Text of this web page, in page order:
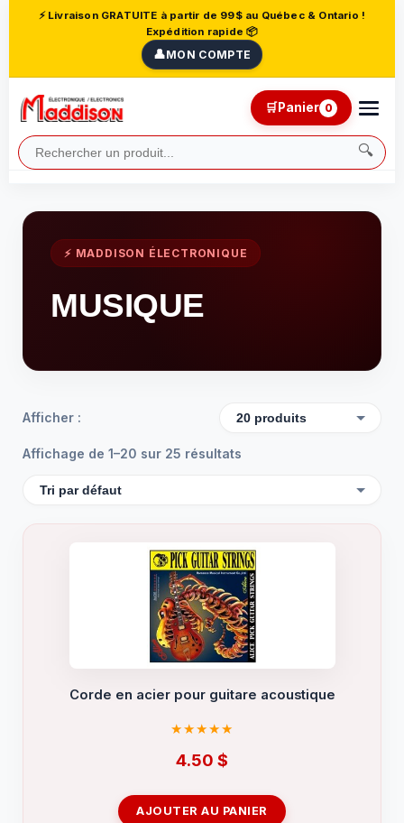
⚡ Livraison GRATUITE à partir de 99$ au Québec & Ontario !
Expédition rapide 📦
👤MON COMPTE
🔍
🛒Panier 0
⚡ MADDISON ÉLECTRONIQUE
MUSIQUE
Afficher :
Affichage de 1–20 sur 25 résultats
Corde en acier pour guitare acoustique
4.50 $
AJOUTER AU PANIER